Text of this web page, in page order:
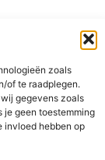
zoals
of te raadplegen.
gegevens zoals
je geen toestemming
invloed hebben op